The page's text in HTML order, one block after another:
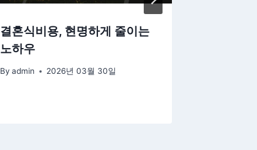
결혼식비용, 현명하게 줄이는
노하우
By admin 2026년 03월 30일